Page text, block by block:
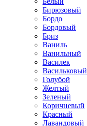
Бирюзовый
Бордо
Бордовый
Бриз
Ваниль
Ванильный
Василек
Васильковый
Голубой
Желтый
Зеленый
Коричневый
Красный
Лавандовый